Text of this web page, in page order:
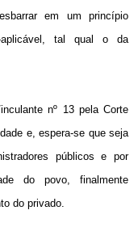
em um princípio
aplicável, tal qual o da
nº 13 pela Corte
e, espera-se que seja
públicos e por
do povo, finalmente
do privado.